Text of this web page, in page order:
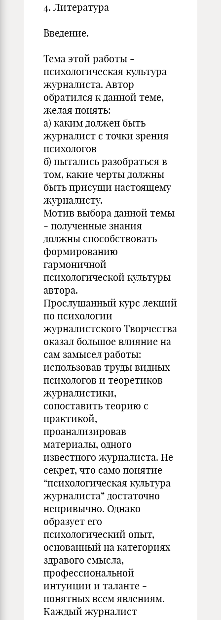
4. Литература
Введение.
Тема этой работы -
психологическая культура
журналиста. Автор
обратился к данной теме,
желая понять:
а) каким должен быть
журналист с точки зрения
психологов
б) пытались разобраться в
том, какие черты должны
быть присущи настоящему
журналисту.
Мотив выбора данной темы
- полученные знания
должны способствовать
формированию
гармоничной
психологической культуры
автора.
Прослушанный курс лекций
по психологии
журналистского Творчества
оказал большое влияние на
сам замысел работы:
использовав труды видных
психологов и теоретиков
журналистики,
сопоставить теорию с
практикой,
проанализировав
материалы, одного
известного журналиста. Не
секрет, что само понятие
“психологическая культура
журналиста” достаточно
непривычно. Однако
образует его
психологический опыт,
основанный на категориях
здравого смысла,
профессиональной
интуиции и таланте -
понятных всем явлениям.
Каждый журналист